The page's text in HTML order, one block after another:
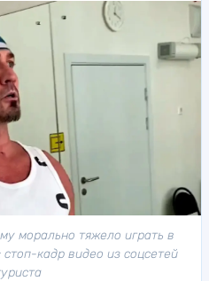
морально тяжело играть в
кадр видео из соцсетей